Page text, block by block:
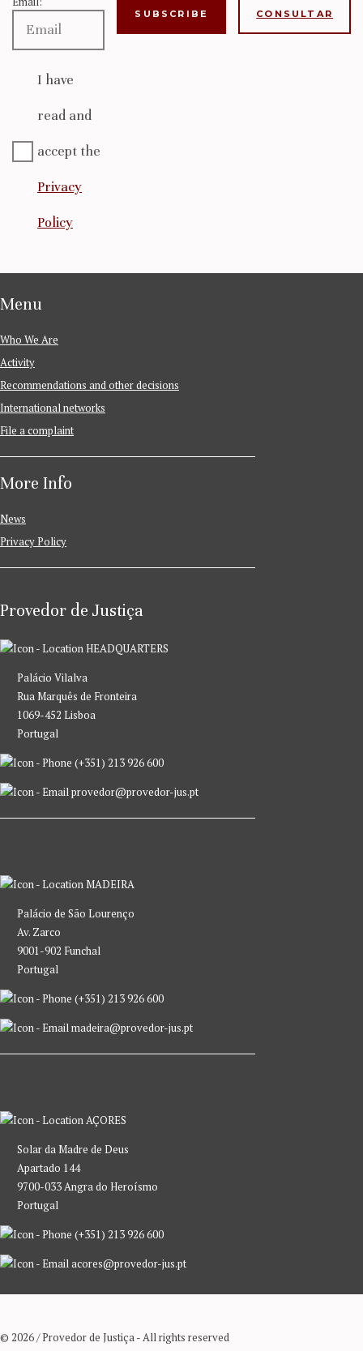
I have
read and
accept the
Privacy
Policy
CONSULTAR
Menu
Who We Are
Activity
Recommendations and other decisions
International networks
File a complaint
More Info
News
Privacy Policy
Provedor de Justiça
HEADQUARTERS
Palácio Vilalva
Rua Marquês de Fronteira
1069-452 Lisboa
Portugal
(+351) 213 926 600
provedor@provedor-jus.pt
MADEIRA
Palácio de São Lourenço
Av. Zarco
9001-902 Funchal
Portugal
(+351) 213 926 600
madeira@provedor-jus.pt
AÇORES
Solar da Madre de Deus
Apartado 144
9700-033 Angra do Heroísmo
Portugal
(+351) 213 926 600
acores@provedor-jus.pt
© 2026 / Provedor de Justiça - All rights reserved